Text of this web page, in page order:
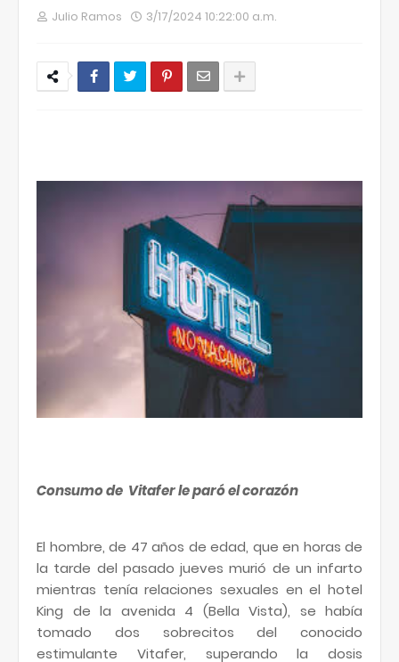
Julio Ramos 3/17/2024 10:22:00 a.m.
Consumo de Vitafer le paró el corazón
El hombre, de 47 años de edad, que en horas de
la tarde del pasado jueves murió de un infarto
mientras tenía relaciones sexuales en el hotel
King de la avenida 4 (Bella Vista), se había
tomado dos sobrecitos del conocido
estimulante Vitafer, superando la dosis